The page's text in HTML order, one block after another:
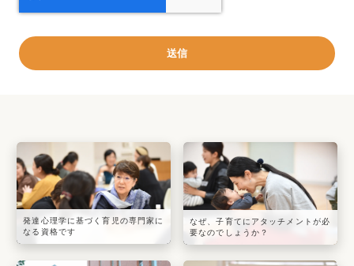
発達心理学に基づく育児の専門家に
なる資格です
なぜ、子育てにアタッチメントが必
要なのでしょうか？